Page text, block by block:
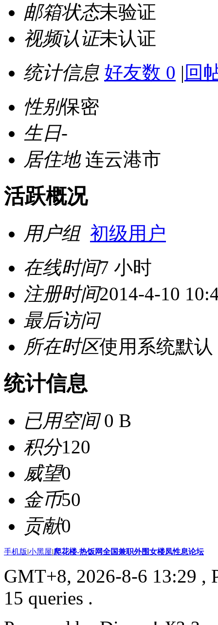
邮箱状态未验证
视频认证未认证
统计信息 好友数 0 | 回
性别保密
生日-
居住地连云港市
活跃概况
用户组 初级用户
在线时间7 小时
注册时间2014-4-10
最后访问
所在时区使用系统默认
统计信息
已用空间0 B
积分120
威望0
金币50
贡献0
手机版|小黑屋|爬花楼-热饭网全国兼职外围女楼凤性息论坛
GMT+8, 2026-8-6 13:29 ,
15 queries .